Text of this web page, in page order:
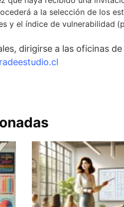
a la selección de los
y el índice de vulnerabilidad
dirigirse a las oficinas